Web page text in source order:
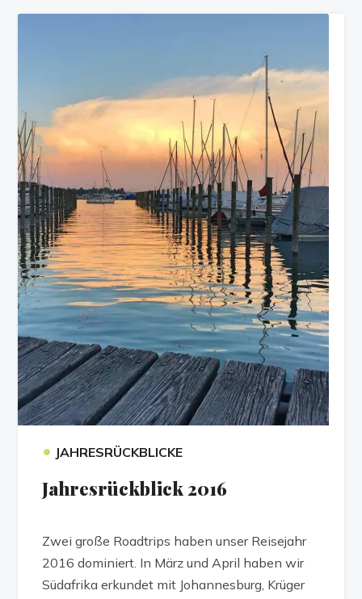
• JAHRESRÜCKBLICKE
Jahresrückblick 2016
Zwei große Roadtrips haben unser Reisejahr
2016 dominiert. In März und April haben wir
Südafrika erkundet mit Johannesburg, Krüger